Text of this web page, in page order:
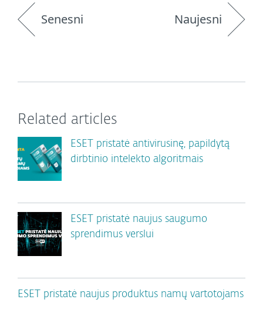
Senesni Naujesni
Related articles
ESET pristatė antivirusinę, papildytą
dirbtinio intelekto algoritmais
ESET pristatė naujus saugumo
sprendimus verslui
ESET pristatė naujus produktus namų vartotojams